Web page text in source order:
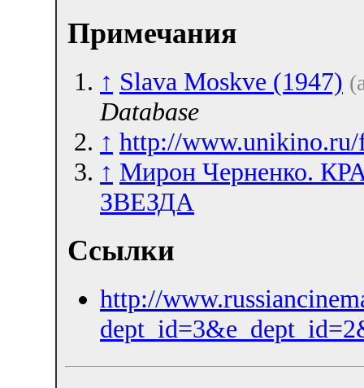
Примечания
↑ Slava Moskve (1947)
Database
↑ http://www.unikino.ru/
↑ Мирон Черненко.
ЗВЕЗДА
Ссылки
http://